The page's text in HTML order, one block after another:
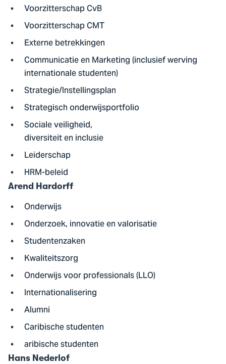
Voorzitterschap CvB
Voorzitterschap CMT
Externe betrekkingen
Communicatie en Marketing (inclusief werving
internationale studenten)
Strategie/Instellingsplan
Strategisch onderwijsportfolio
Sociale veiligheid,
diversiteit en inclusie
Leiderschap
HRM-beleid
Arend Hardorff
Onderwijs
Onderzoek, innovatie en valorisatie
Studentenzaken
Kwaliteitszorg
Onderwijs voor professionals (LLO)
Internationalisering
Alumni
Caribische studenten
aribische studenten
Hans Nederlof